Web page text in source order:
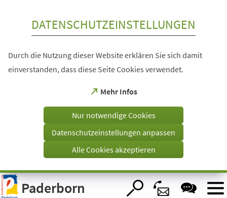
Visuelle
Assistenzsoftware
öffnen.
DATENSCHUTZEINSTELLUNGEN
Durch die Nutzung dieser Website erklären Sie sich damit
einverstanden, dass diese Seite Cookies verwendet.
Mehr Infos
(Öffnet
einem
Tab)
Nur notwendige Cookies
Datenschutzeinstellungen anpassen
Alle Cookies akzeptieren
Paderborn